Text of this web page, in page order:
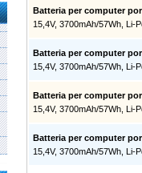
Batteria per computer
15,4V, 3700mAh/57Wh, Li-
Batteria per computer
15,4V, 3700mAh/57Wh, Li-
Batteria per computer
15,4V, 3700mAh/57Wh, Li-
Batteria per computer
15,4V, 3700mAh/57Wh, Li-